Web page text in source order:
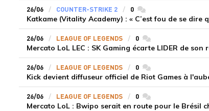
26/06 COUNTER-STRIKE 2 0 commentaires
Katkame (Vitality Academy) : « C’est fou de se
26/06 LEAGUE OF LEGENDS 0 commentaires
Mercato LoL LEC : SK Gaming écarte LIDER de
26/06 LEAGUE OF LEGENDS 0 commentaires
Kick devient diffuseur officiel de Riot Games à
26/06 LEAGUE OF LEGENDS 0 commentaires
Mercato LoL : Bwipo serait en route pour le Brésil